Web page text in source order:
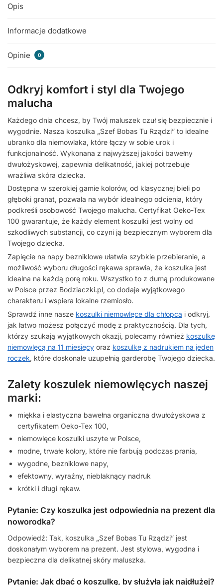
Opis
Informacje dodatkowe
Opinie 0
Odkryj komfort i styl dla Twojego
malucha
Każdego dnia chcesz, by Twój maluszek czuł się bezpiecznie i
wygodnie. Nasza koszulka „Szef Bobas Tu Rządzi” to idealne
ubranko dla niemowlaka, które łączy w sobie urok i
funkcjonalność. Wykonana z najwyższej jakości bawełny
dwułożyskowej, zapewnia delikatność, jakiej potrzebuje
wrażliwa skóra dziecka.
Dostępna w szerokiej gamie kolorów, od klasycznej bieli po
głęboki granat, pozwala na wybór idealnego odcienia, który
podkreśli osobowość Twojego malucha. Certyfikat Oeko-Tex
100 gwarantuje, że każdy element koszulki jest wolny od
szkodliwych substancji, co czyni ją bezpiecznym wyborem dla
Twojego dziecka.
Zapięcie na napy bezniklowe ułatwia szybkie przebieranie, a
możliwość wyboru długości rękawa sprawia, że koszulka jest
idealna na każdą porę roku. Wszystko to z dumą produkowane
w Polsce przez Bodziaczki.pl, co dodaje wyjątkowego
charakteru i wspiera lokalne rzemiosło.
Sprawdź inne nasze koszulki niemowlęce dla chłopca i odkryj,
jak łatwo możesz połączyć modę z praktycznością. Dla tych,
którzy szukają wyjątkowych okazji, polecamy również koszulkę
niemowlęcą na 11 miesięcy oraz koszulkę z nadrukiem na jeden
roczek, które doskonale uzupełnią garderobę Twojego dziecka.
Zalety koszulek niemowlęcych naszej
marki:
miękka i elastyczna bawełna organiczna dwułożyskowa z
certyfikatem Oeko-Tex 100,
niemowlęce koszulki uszyte w Polsce,
modne, trwałe kolory, które nie farbują podczas prania,
wygodne, bezniklowe napy,
efektowny, wyraźny, nieblaknący nadruk
krótki i długi rękaw.
Pytanie: Czy koszulka jest odpowiednia na prezent dla
noworodka?
Odpowiedź: Tak, koszulka „Szef Bobas Tu Rządzi” jest
doskonałym wyborem na prezent. Jest stylowa, wygodna i
bezpieczna dla delikatnej skóry maluszka.
Pytanie: Jak dbać o koszulkę, by służyła jak najdłużej?